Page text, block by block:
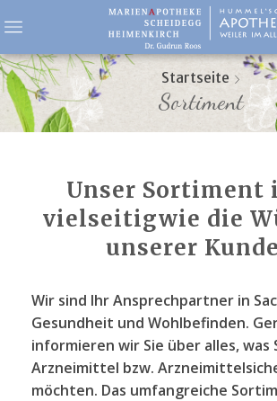
Startseite
Sortiment
Unser Sortiment
vielseitigwie die
unserer
Wir sind Ihr Ansprechpartner in
Gesundheit und Wohlbefinden.
informieren wir Sie über alles, was
Arzneimittel bzw.
möchten. Das umfangreiche